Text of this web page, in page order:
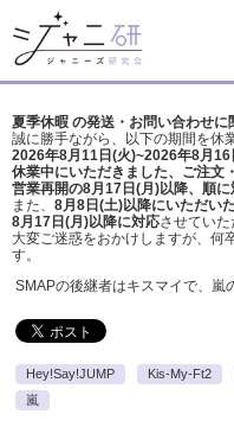
夏季休暇 の発送・お問い合わせに
誠に勝手ながら、以下の期間を休
2026年8月11日(火)~2026年8月16
休業中にいただきました、ご注文
営業再開の8月17日(月)以降、順に
また、 8月8日(土)以降にいただい
8月17日(月)以降に対応させていた
大変ご迷惑をおかけしますが、 何
す。
SMAPの後継者はキスマイで、嵐
Hey!Say!JUMP Kis-My-Ft2
嵐